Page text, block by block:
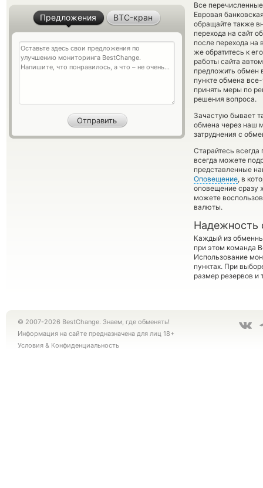
Все
Евровая
обращайте также
перехода на сайт
после перехода на
же обратитесь к
работы сайта
предложить обмен
пункте обмена
принять меры по
решения вопроса.
Зачастую бывает
обмена через наш
затруднения с
Старайтесь
всегда можете
представленные
Оповещение, в
оповещение сразу
можете
валюты.
Надежность
Каждый из
при этом команда
Использование
пунктах. При
размер резервов и
Предложения BTC-кран
© 2007-2026 BestChange. Знаем, где обменять!
Информация на сайте предназначена для лиц 18+
Условия & Конфиденциальность